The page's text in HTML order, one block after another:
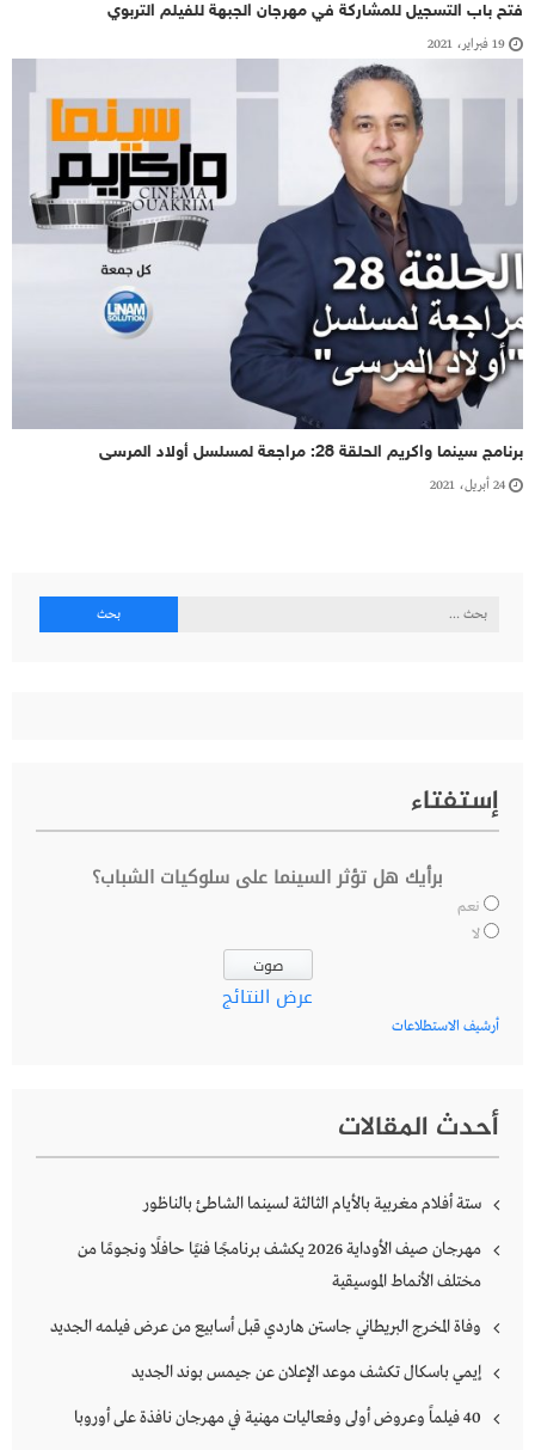
فتح باب التسجيل للمشاركة في مهرجان الجبهة للفيلم التربوي
19 فبراير، 2021
برنامج سينما واكريم الحلقة 28: مراجعة لمسلسل أولاد المرسى
24 أبريل، 2021
البحث
إستفتاء
برأيك هل تؤثر السينما على سلوكيات الشباب؟
نعم
لا
عرض النتائج
أرشيف الاستطلاعات
أحدث المقالات
ستة أفلام مغربية بالأيام الثالثة لسينما الشاطئ بالناظور
مهرجان صيف الأوداية 2026 يكشف برنامجًا فنيًا حافلًا ونجومًا من
مختلف الأنماط الموسيقية
وفاة المخرج البريطاني جاستن هاردي قبل أسابيع من عرض فيلمه الجديد
إيمي باسكال تكشف موعد الإعلان عن جيمس بوند الجديد
40 فيلماً وعروض أولى وفعاليات مهنية في مهرجان نافذة على أوروبا